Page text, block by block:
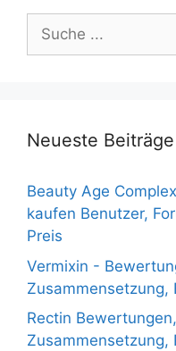
Suche
nach:
Neueste Beiträge
Beauty Age
kaufen Benutzer,
Preis
Vermixin -
Zusammensetzung,
Rectin
Zusammensetzung,